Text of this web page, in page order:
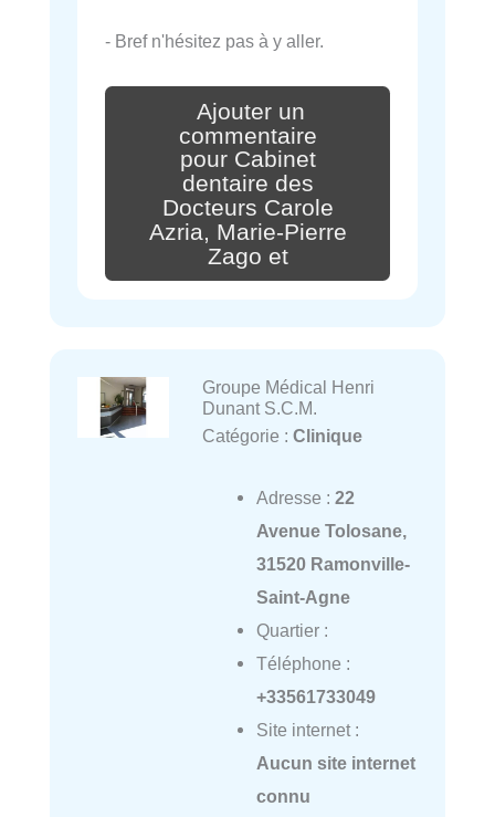
- Bref n'hésitez pas à y aller.
Ajouter un
commentaire
pour Cabinet
dentaire des
Docteurs Carole
Azria, Marie-Pierre
Zago et
Groupe Médical Henri
Dunant S.C.M.
Catégorie : Clinique
Adresse : 22
Avenue Tolosane,
31520 Ramonville-
Saint-Agne
Quartier :
Téléphone :
+33561733049
Site internet :
Aucun site internet
connu